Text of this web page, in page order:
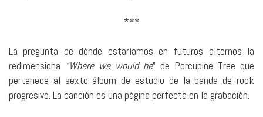
***
La pregunta de dónde estaríamos en futuros alternos la
redimensiona “Where we would be” de Porcupine Tree que
pertenece al sexto álbum de estudio de la banda de rock
progresivo. La canción es una página perfecta en la grabación.